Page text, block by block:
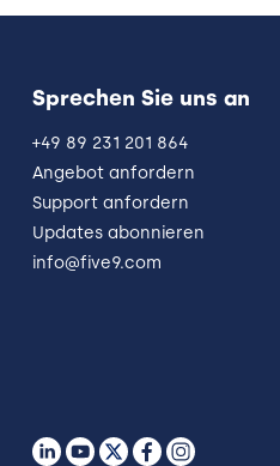
Sprechen Sie uns an
+49 89 231 201 864
Angebot anfordern
Support anfordern
Updates abonnieren
info@five9.com